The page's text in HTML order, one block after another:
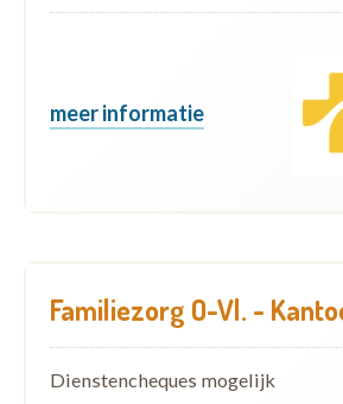
meer informatie
Familiezorg O-Vl. -
Dienstencheques mogelijk